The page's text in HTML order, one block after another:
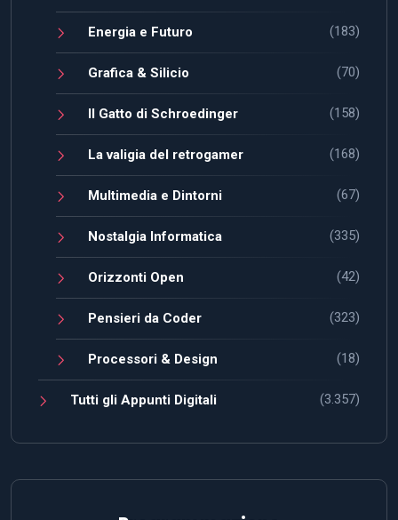
Energia e Futuro (183)
Grafica & Silicio (70)
Il Gatto di Schroedinger (158)
La valigia del retrogamer (168)
Multimedia e Dintorni (67)
Nostalgia Informatica (335)
Orizzonti Open (42)
Pensieri da Coder (323)
Processori & Design (18)
Tutti gli Appunti Digitali (3.357)